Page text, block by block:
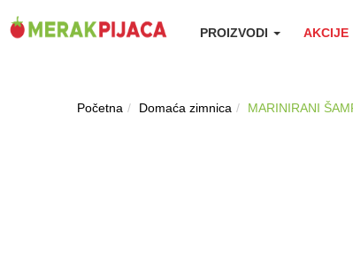
PROIZVODI AKCIJE
Početna Domaća zimnica MARINIRANI